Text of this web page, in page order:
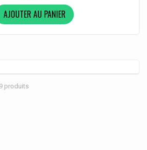
AJOUTER AU PANIER
produits